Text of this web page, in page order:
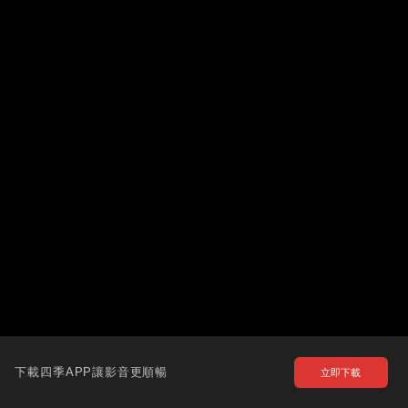
下載四季APP讓影音更順暢 立即下載